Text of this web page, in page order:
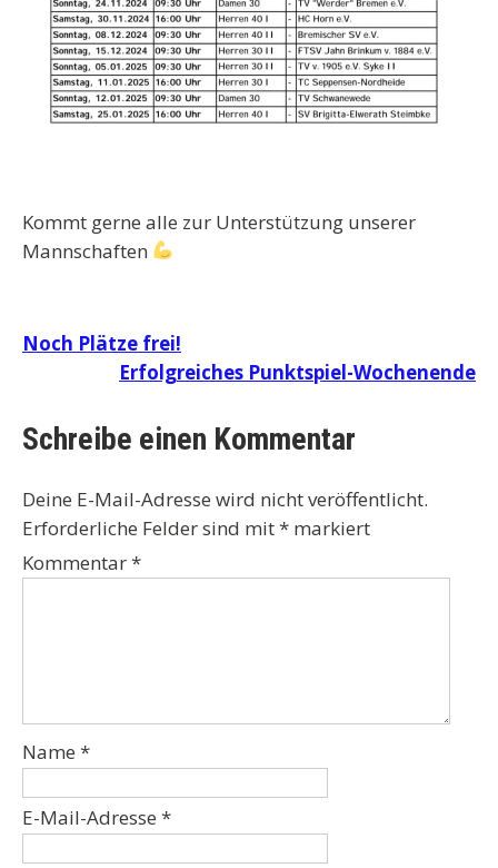
Kommt gerne alle zur Unterstützung unserer
Mannschaften
Beitragsnavigation
Noch Plätze frei!
Erfolgreiches Punktspiel-Wochenende
Schreibe einen Kommentar
Deine E-Mail-Adresse wird nicht veröffentlicht.
Erforderliche Felder sind mit* markiert
Kommentar*
Name *
E-Mail-Adresse *